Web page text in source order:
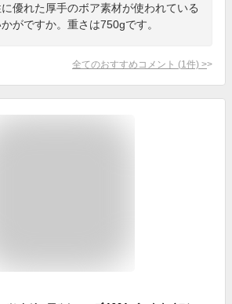
優れた厚手のボア素材が使われている
がですか。重さは750gです。
全てのおすすめコメント (1 件) >